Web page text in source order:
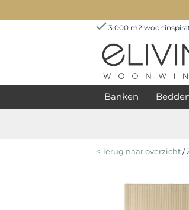
3.000 m2
Banken
< Terug naar overzicht/